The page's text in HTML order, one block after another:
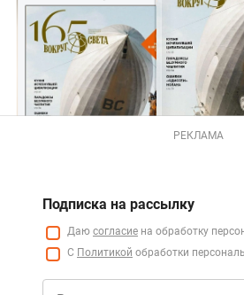
РЕКЛАМА
Подписка на рассылку
Даю согласие на обработку
С Политикой обработки